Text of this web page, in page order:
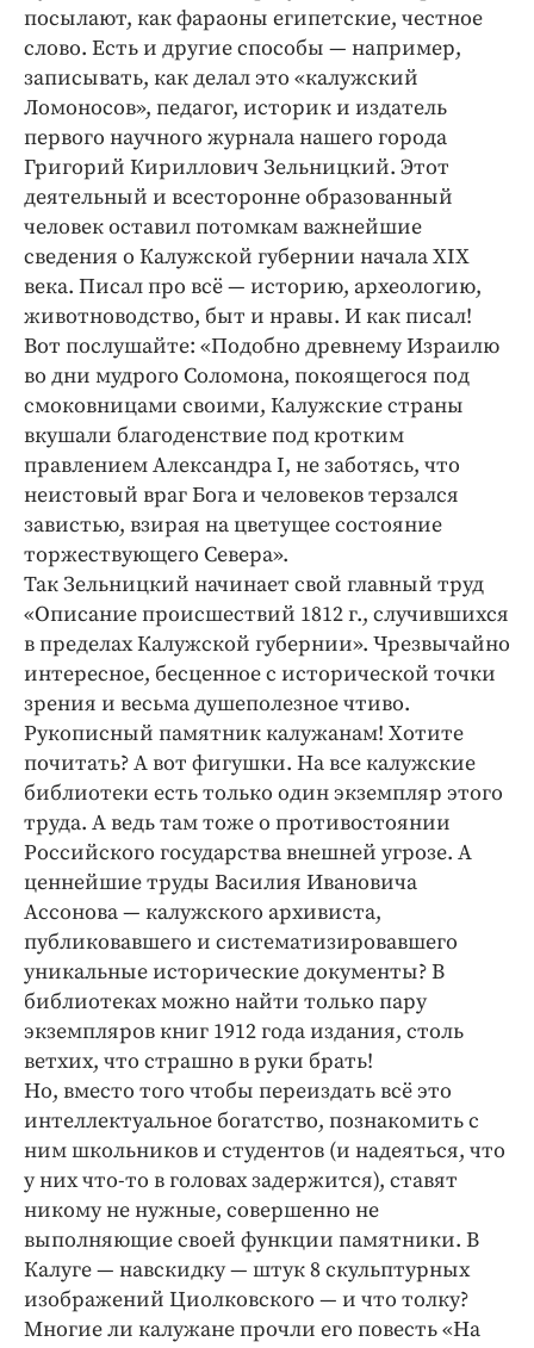
посылают, как фараоны египетские, честное
слово. Есть и другие способы — например,
записывать, как делал это «калужский
Ломоносов», педагог, историк и издатель
первого научного журнала нашего города
Григорий Кириллович Зельницкий. Этот
деятельный и всесторонне образованный
человек оставил потомкам важнейшие
сведения о Калужской губернии начала XIX
века. Писал про всё — историю, археологию,
животноводство, быт и нравы. И как писал!
Вот послушайте: «Подобно древнему Израилю
во дни мудрого Соломона, покоящегося под
смоковницами своими, Калужские страны
вкушали благоденствие под кротким
правлением Александра I, не заботясь, что
неистовый враг Бога и человеков терзался
завистью, взирая на цветущее состояние
торжествующего Севера».
Так Зельницкий начинает свой главный труд
«Описание происшествий 1812 г., случившихся
в пределах Калужской губернии». Чрезвычайно
интересное, бесценное с исторической точки
зрения и весьма душеполезное чтиво.
Рукописный памятник калужанам! Хотите
почитать? А вот фигушки. На все калужские
библиотеки есть только один экземпляр этого
труда. А ведь там тоже о противостоянии
Российского государства внешней угрозе. А
ценнейшие труды Василия Ивановича
Ассонова — калужского архивиста,
публиковавшего и систематизировавшего
уникальные исторические документы? В
библиотеках можно найти только пару
экземпляров книг 1912 года издания, столь
ветхих, что страшно в руки брать!
Но, вместо того чтобы переиздать всё это
интеллектуальное богатство, познакомить с
ним школьников и студентов (и надеяться, что
у них что-то в головах задержится), ставят
никому не нужные, совершенно не
выполняющие своей функции памятники. В
Калуге — навскидку — штук 8 скульптурных
изображений Циолковского — и что толку?
Многие ли калужане прочли его повесть «На